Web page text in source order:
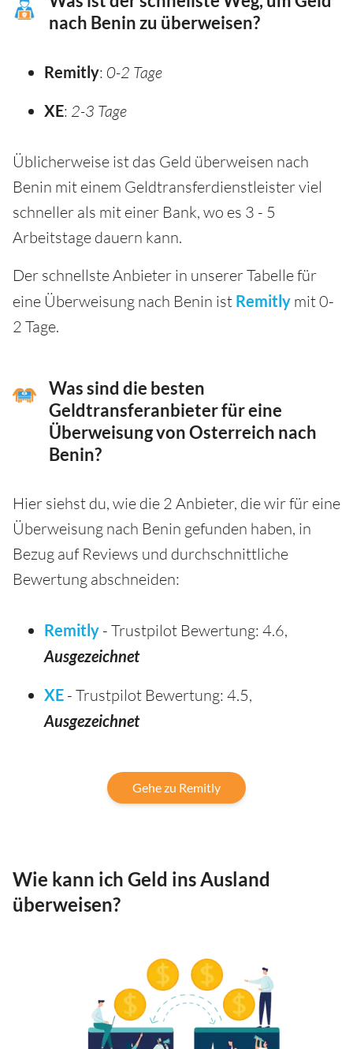
nach Benin zu überweisen?
Remitly: 0-2 Tage
XE: 2-3 Tage
Üblicherweise ist das Geld überweisen nach
Benin mit einem Geldtransferdienstleister viel
schneller als mit einer Bank, wo es 3 - 5
Arbeitstage dauern kann.
Der schnellste Anbieter in unserer Tabelle für
eine Überweisung nach Benin ist Remitly mit 0-
2 Tage.
Was sind die besten
Geldtransferanbieter für eine
Überweisung von Osterreich nach
Benin?
Hier siehst du, wie die 2 Anbieter, die wir für eine
Überweisung nach Benin gefunden haben, in
Bezug auf Reviews und durchschnittliche
Bewertung abschneiden:
Remitly - Trustpilot Bewertung: 4.6,
Ausgezeichnet
XE - Trustpilot Bewertung: 4.5,
Ausgezeichnet
Gehe zu Remitly
Wie kann ich Geld ins Ausland
überweisen?